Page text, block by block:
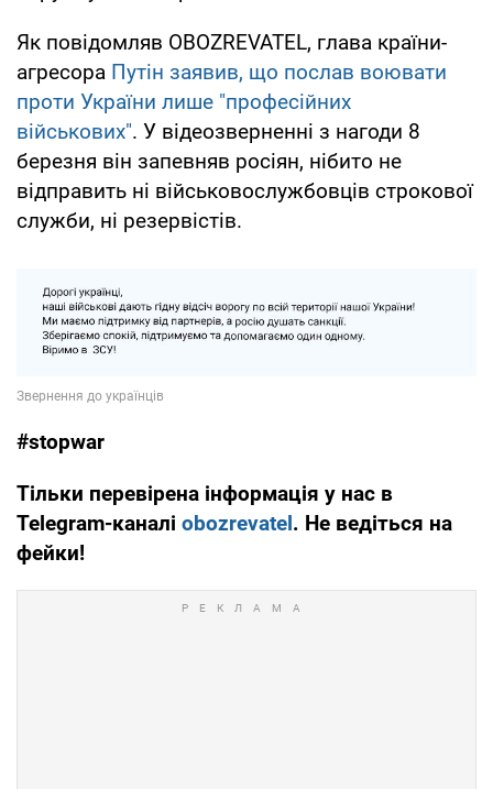
Як повідомляв OBOZREVATEL, глава країни-
агресора Путін заявив, що послав воювати
проти України лише "професійних
військових". У відеозверненні з нагоди 8
березня він запевняв росіян, нібито не
відправить ні військовослужбовців строкової
служби, ні резервістів.
#stopwar
Тільки перевірена інформація у нас в
Telegram-каналі obozrevatel. Не ведіться на
фейки!